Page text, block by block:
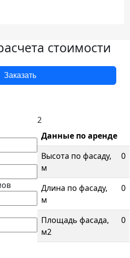
Заказать
стоимости
2
Данные по аренде
Высота по фасаду,
м
0
Длина по фасаду,
м
0
Площадь фасада,
м2
0